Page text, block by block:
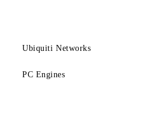
Ubiquiti Networks
PC Engines